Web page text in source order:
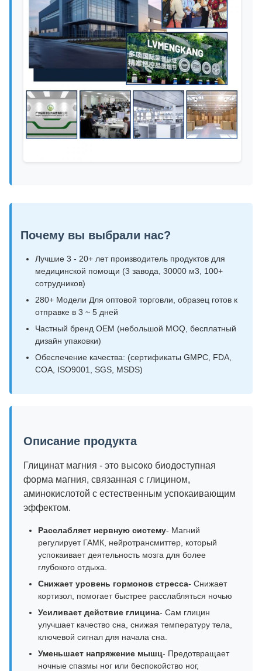
Почему вы выбрали нас?
Лучшие 3 - 20+ лет производитель продуктов для
медицинской помощи (3 завода, 30000 м3, 100+
сотрудников)
280+ Модели Для оптовой торговли, образец готов к
отправке в 3 ~ 5 дней
Частный бренд OEM (небольшой MOQ, бесплатный
дизайн упаковки)
Обеспечение качества: (сертификаты GMPC, FDA,
COA, ISO9001, SGS, MSDS)
Описание продукта
Глицинат магния - это высоко биодоступная
форма магния, связанная с глицином,
аминокислотой с естественным успокаивающим
эффектом.
Расслабляет нервную систему- Магний
регулирует ГАМК, нейротрансмиттер, который
успокаивает деятельность мозга для более
глубокого отдыха.
Снижает уровень гормонов стресса- Снижает
кортизол, помогает быстрее расслабляться ночью
Усиливает действие глицина- Сам глицин
улучшает качество сна, снижая температуру тела,
ключевой сигнал для начала сна.
Уменьшает напряжение мышц- Предотвращает
ночные спазмы ног или беспокойство ног,